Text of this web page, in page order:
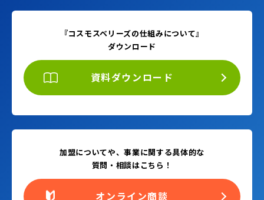
『コスモスベリーズの仕組みについて』
ダウンロード
資料ダウンロード
加盟についてや、事業に関する具体的な
質問・相談はこちら！
オンライン商談